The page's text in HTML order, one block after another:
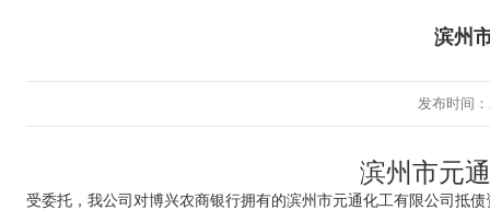
滨州
发布时间
滨州市元
受委托，我公司对博兴农商银行拥有的滨州市元通化工有限公司抵